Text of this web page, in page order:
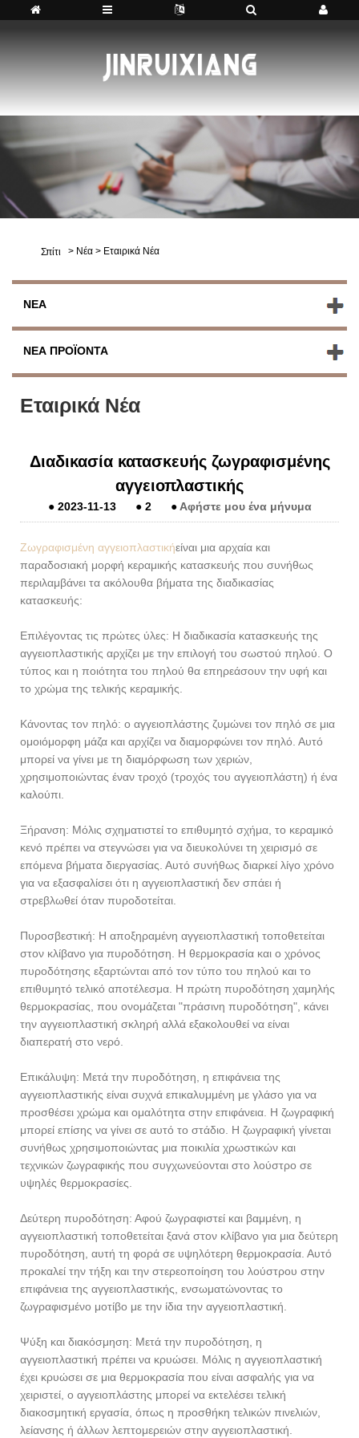
Σπίτι > Νέα > Εταιρικά Νέα
ΝΈΑ
ΝΈΑ ΠΡΟΪΌΝΤΑ
Εταιρικά Νέα
Διαδικασία κατασκευής ζωγραφισμένης
αγγειοπλαστικής
● 2023-11-13 ● 2 ●Αφήστε μου ένα μήνυμα
Ζωγραφισμένη αγγειοπλαστικήείναι μια αρχαία και
παραδοσιακή μορφή κεραμικής κατασκευής που συνήθως
περιλαμβάνει τα ακόλουθα βήματα της διαδικασίας
κατασκευής:
Επιλέγοντας τις πρώτες ύλες: Η διαδικασία κατασκευής της
αγγειοπλαστικής αρχίζει με την επιλογή του σωστού πηλού. Ο
τύπος και η ποιότητα του πηλού θα επηρεάσουν την υφή και
το χρώμα της τελικής κεραμικής.
Κάνοντας τον πηλό: ο αγγειοπλάστης ζυμώνει τον πηλό σε μια
ομοιόμορφη μάζα και αρχίζει να διαμορφώνει τον πηλό. Αυτό
μπορεί να γίνει με τη διαμόρφωση των χεριών,
χρησιμοποιώντας έναν τροχό (τροχός του αγγειοπλάστη) ή ένα
καλούπι.
Ξήρανση: Μόλις σχηματιστεί το επιθυμητό σχήμα, το κεραμικό
κενό πρέπει να στεγνώσει για να διευκολύνει τη χειρισμό σε
επόμενα βήματα διεργασίας. Αυτό συνήθως διαρκεί λίγο χρόνο
για να εξασφαλίσει ότι η αγγειοπλαστική δεν σπάει ή
στρεβλωθεί όταν πυροδοτείται.
Πυροσβεστική: Η αποξηραμένη αγγειοπλαστική τοποθετείται
στον κλίβανο για πυροδότηση. Η θερμοκρασία και ο χρόνος
πυροδότησης εξαρτώνται από τον τύπο του πηλού και το
επιθυμητό τελικό αποτέλεσμα. Η πρώτη πυροδότηση χαμηλής
θερμοκρασίας, που ονομάζεται "πράσινη πυροδότηση", κάνει
την αγγειοπλαστική σκληρή αλλά εξακολουθεί να είναι
διαπερατή στο νερό.
Επικάλυψη: Μετά την πυροδότηση, η επιφάνεια της
αγγειοπλαστικής είναι συχνά επικαλυμμένη με γλάσο για να
προσθέσει χρώμα και ομαλότητα στην επιφάνεια. Η ζωγραφική
μπορεί επίσης να γίνει σε αυτό το στάδιο. Η ζωγραφική γίνεται
συνήθως χρησιμοποιώντας μια ποικιλία χρωστικών και
τεχνικών ζωγραφικής που συγχωνεύονται στο λούστρο σε
υψηλές θερμοκρασίες.
Δεύτερη πυροδότηση: Αφού ζωγραφιστεί και βαμμένη, η
αγγειοπλαστική τοποθετείται ξανά στον κλίβανο για μια δεύτερη
πυροδότηση, αυτή τη φορά σε υψηλότερη θερμοκρασία. Αυτό
προκαλεί την τήξη και την στερεοποίηση του λούστρου στην
επιφάνεια της αγγειοπλαστικής, ενσωματώνοντας το
ζωγραφισμένο μοτίβο με την ίδια την αγγειοπλαστική.
Ψύξη και διακόσμηση: Μετά την πυροδότηση, η
αγγειοπλαστική πρέπει να κρυώσει. Μόλις η αγγειοπλαστική
έχει κρυώσει σε μια θερμοκρασία που είναι ασφαλής για να
χειριστεί, ο αγγειοπλάστης μπορεί να εκτελέσει τελική
διακοσμητική εργασία, όπως η προσθήκη τελικών πινελιών,
λείανσης ή άλλων λεπτομερειών στην αγγειοπλαστική.